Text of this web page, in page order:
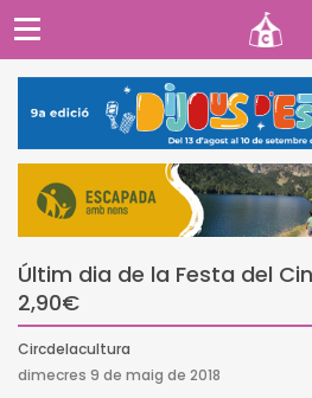
Últim dia de la Festa del
2,90€
Circdelacultura
dimecres 9 de maig de 2018